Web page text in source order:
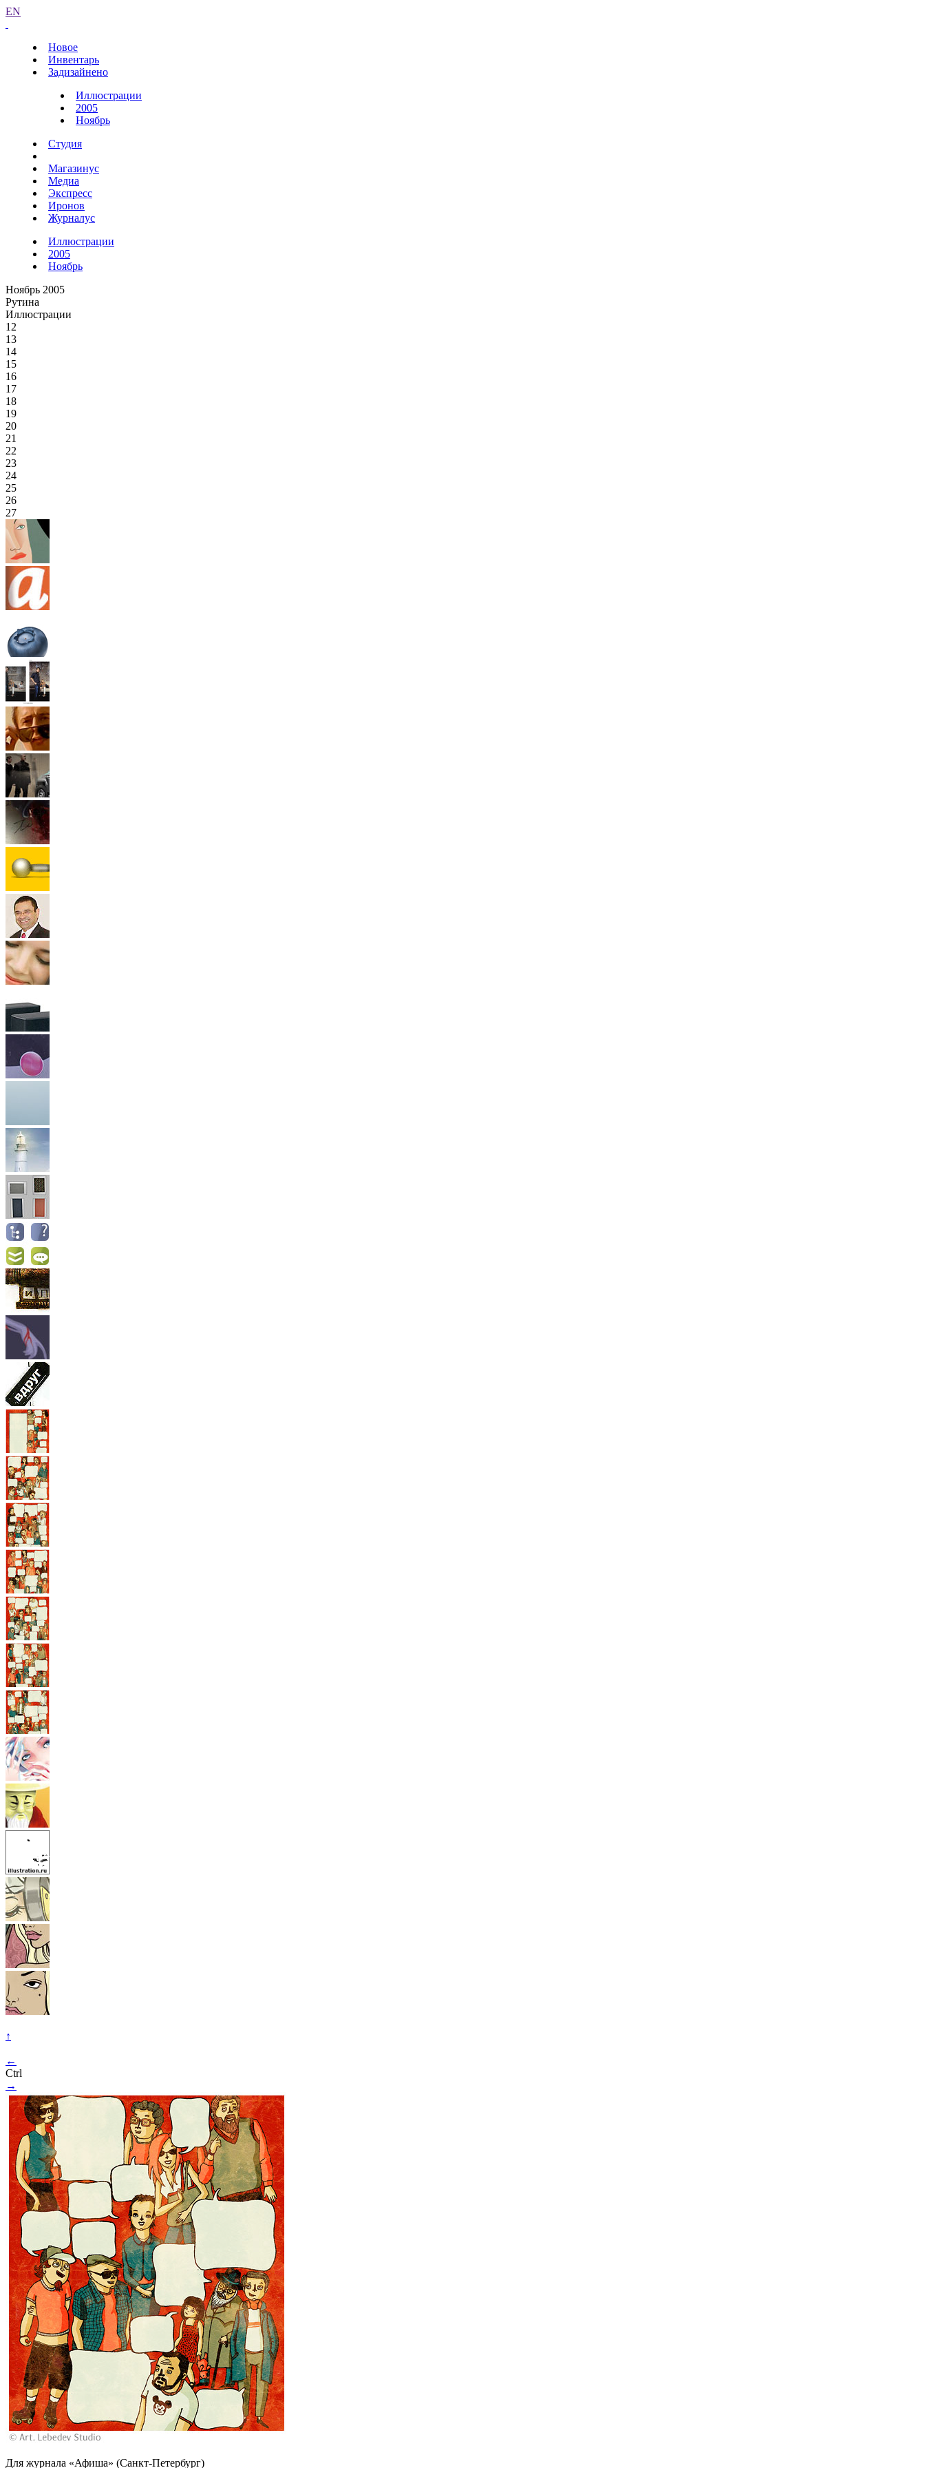
EN
Новое
Инвентарь
Задизайнено
Иллюстрации
2005
Ноябрь
Студия
Магазинус
Медиа
Экспресс
Иронов
Журналус
Иллюстрации
2005
Ноябрь
Ноябрь 2005
Рутина
Иллюстрации
12
13
14
15
16
17
18
19
20
21
22
23
24
25
26
27
↑
←
Ctrl
→
Для журнала «Афиша» (Санкт-Петербург)